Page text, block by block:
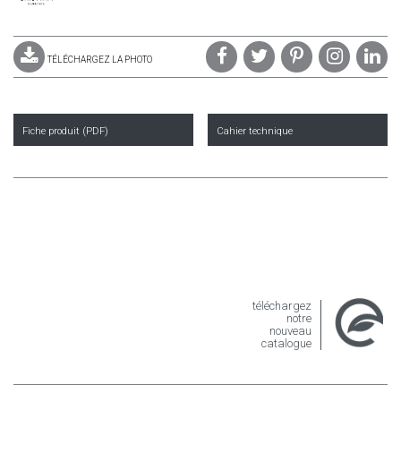
TÉLÉCHARGEZ LA PHOTO
Fiche produit (PDF) Cahier technique
téléchargez
notre
nouveau
catalogue